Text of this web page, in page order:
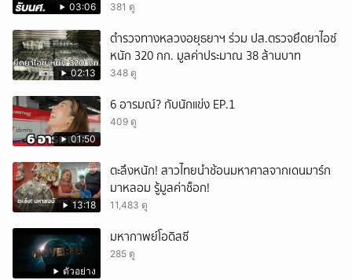
03:06 381 ดู
02:13
ตำรวจทางหลวงอยุธยาฯ ร่วม ปส.ตรวจยึดยาไอซ์
หนัก 320 กก. มูลค่าประมาณ 38 ล้านบาท
348 ดู
01:50
6 อารมณ์? กับนักแข่ง EP.1
409 ดู
13:18
ตะลึงหนัก! สาวไทยนำช้อนมหาศาลจากเดนมาร์ก
มาหลอม รู้มูลค่าช็อก!
11,483 ดู
ตัวอย่าง
มหากาพย์โอดิสซี
285 ดู